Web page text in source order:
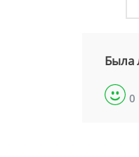
Была
0